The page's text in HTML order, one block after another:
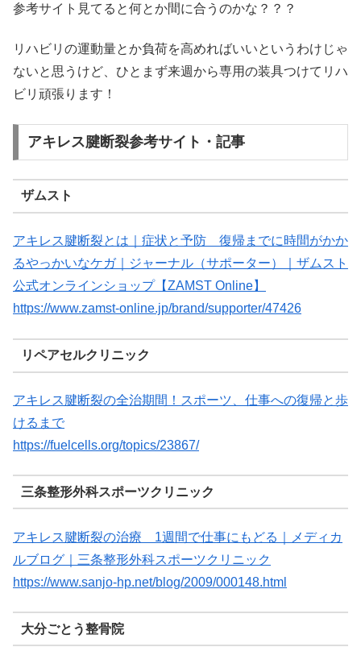
参考サイト見てると何とか間に合うのかな？？？
リハビリの運動量とか負荷を高めればいいというわけじゃ
ないと思うけど、ひとまず来週から専用の装具つけてリハ
ビリ頑張ります！
アキレス腱断裂参考サイト・記事
ザムスト
アキレス腱断裂とは｜症状と予防 復帰までに時間がかか
るやっかいなケガ｜ジャーナル（サポーター）｜ザムスト
公式オンラインショップ【ZAMST Online】
https://www.zamst-online.jp/brand/supporter/47426
リペアセルクリニック
アキレス腱断裂の全治期間！スポーツ、仕事への復帰と歩
けるまで
https://fuelcells.org/topics/23867/
三条整形外科スポーツクリニック
アキレス腱断裂の治療 1週間で仕事にもどる｜メディカ
ルブログ｜三条整形外科スポーツクリニック
https://www.sanjo-hp.net/blog/2009/000148.html
大分ごとう整骨院